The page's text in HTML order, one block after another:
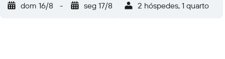
dom 16/8 - seg 17/8 2 hóspedes, 1 quarto